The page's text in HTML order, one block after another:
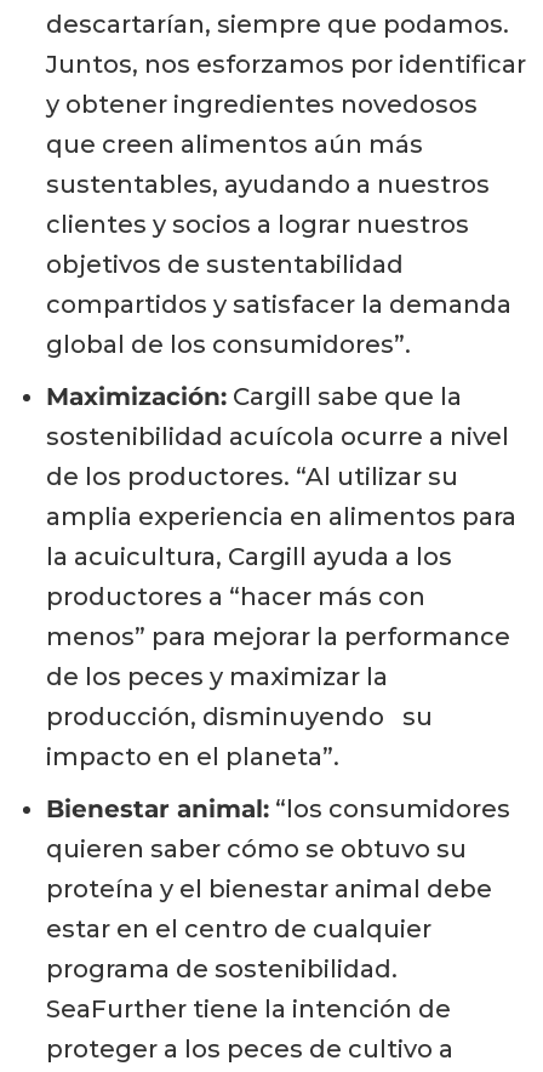
descartarían, siempre que podamos.
Juntos, nos esforzamos por identificar
y obtener ingredientes novedosos
que creen alimentos aún más
sustentables, ayudando a nuestros
clientes y socios a lograr nuestros
objetivos de sustentabilidad
compartidos y satisfacer la demanda
global de los consumidores”.
Maximización:Cargill sabe que la
sostenibilidad acuícola ocurre a nivel
de los productores. “Al utilizar su
amplia experiencia en alimentos para
la acuicultura, Cargill ayuda a los
productores a “hacer más con
menos” para mejorar la performance
de los peces y maximizar la
producción, disminuyendo su
impacto en el planeta”.
Bienestar animal:“los consumidores
quieren saber cómo se obtuvo su
proteína y el bienestar animal debe
estar en el centro de cualquier
programa de sostenibilidad.
SeaFurther tiene la intención de
proteger a los peces de cultivo a